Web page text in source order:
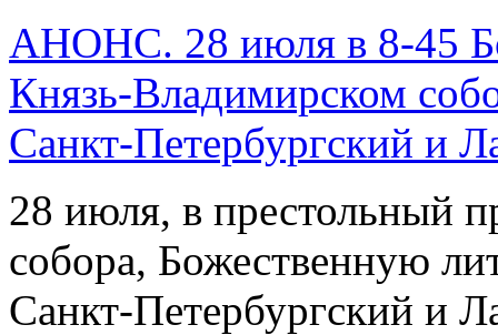
АНОНС. 28 июля в 8-45
Князь-Владимирском
Санкт-Петербургский и
28 июля, в престольный
собора, Божественную
Санкт-Петербургский и